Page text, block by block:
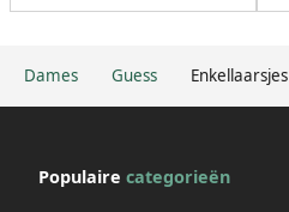
Dames Guess Enkellaarsjes
Populaire categorieën